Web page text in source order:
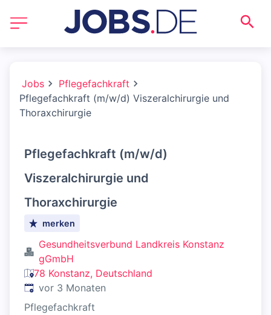
Jobs
Pflegefachkraft
Pflegefachkraft (m/w/d) Viszeralchirurgie und
Thoraxchirurgie
Pflegefachkraft (m/w/d)
Viszeralchirurgie und
Thoraxchirurgie
merken
Gesundheitsverbund Landkreis Konstanz
gGmbH
78 Konstanz, Deutschland
Veröffentlicht:
vor 3 Monaten
Pflegefachkraft